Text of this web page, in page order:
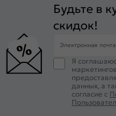
Будьте в
скидок!
Электронная почта
Я
данных, а
согласие с